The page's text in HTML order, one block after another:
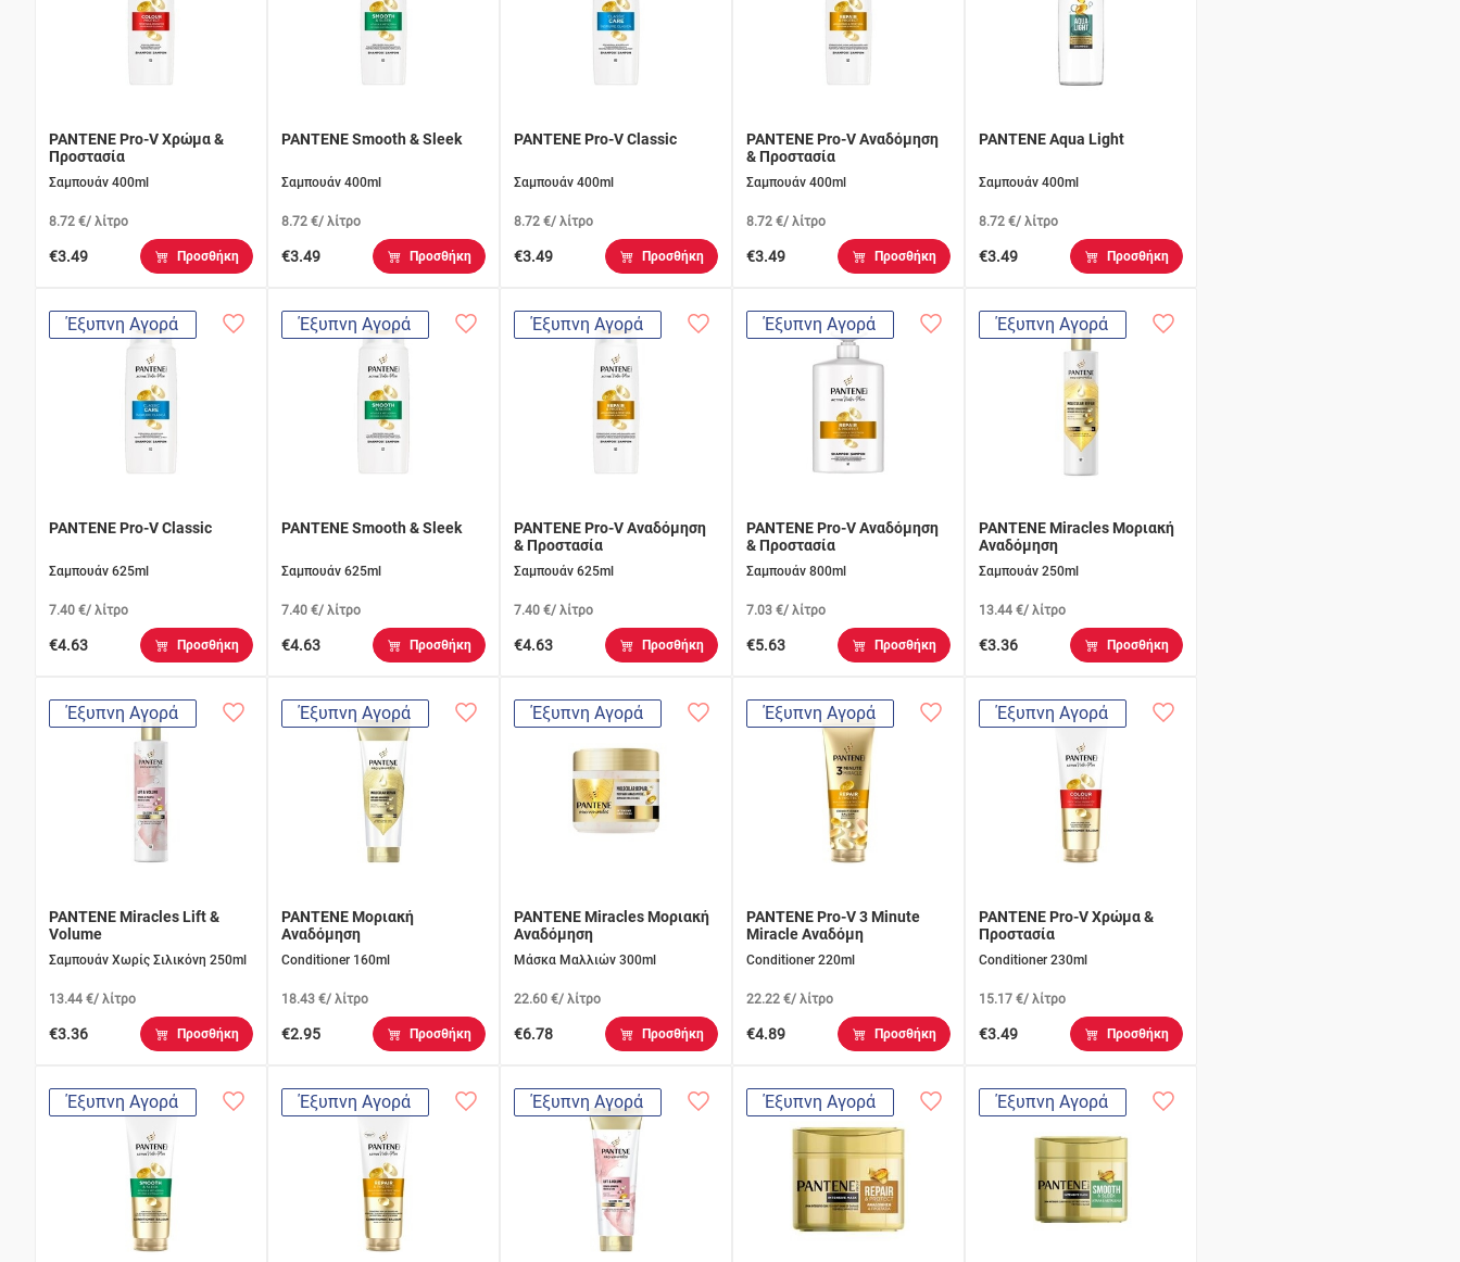
PANTENE Pro-V Χρώμα &
Προστασία
Σαμπουάν 400ml
8.72 €/ λίτρο
€3.49 Προσθήκη
PANTENE Smooth & Sleek
Σαμπουάν 400ml
8.72 €/ λίτρο
€3.49 Προσθήκη
PANTENE Pro-V Classic
Σαμπουάν 400ml
8.72 €/ λίτρο
€3.49 Προσθήκη
PANTENE Pro-V Αναδόμηση
& Προστασία
Σαμπουάν 400ml
8.72 €/ λίτρο
€3.49 Προσθήκη
PANTENE Aqua Light
Σαμπουάν 400ml
8.72 €/ λίτρο
€3.49 Προσθήκη
Έξυπνη Αγορά
PANTENE Pro-V Classic
Σαμπουάν 625ml
7.40 €/ λίτρο
€4.63 Προσθήκη
Έξυπνη Αγορά
PANTENE Smooth & Sleek
Σαμπουάν 625ml
7.40 €/ λίτρο
€4.63 Προσθήκη
Έξυπνη Αγορά
PANTENE Pro-V Αναδόμηση
& Προστασία
Σαμπουάν 625ml
7.40 €/ λίτρο
€4.63 Προσθήκη
Έξυπνη Αγορά
PANTENE Pro-V Αναδόμηση
& Προστασία
Σαμπουάν 800ml
7.03 €/ λίτρο
€5.63 Προσθήκη
Έξυπνη Αγορά
PANTENE Miracles Μοριακή
Αναδόμηση
Σαμπουάν 250ml
13.44 €/ λίτρο
€3.36 Προσθήκη
Έξυπνη Αγορά
PANTENE Miracles Lift &
Volume
Σαμπουάν Χωρίς Σιλικόνη 250ml
13.44 €/ λίτρο
€3.36 Προσθήκη
Έξυπνη Αγορά
PANTENE Μοριακή
Αναδόμηση
Conditioner 160ml
18.43 €/ λίτρο
€2.95 Προσθήκη
Έξυπνη Αγορά
PANTENE Miracles Μοριακή
Αναδόμηση
Μάσκα Μαλλιών 300ml
22.60 €/ λίτρο
€6.78 Προσθήκη
Έξυπνη Αγορά
PANTENE Pro-V 3 Minute
Miracle Αναδόμη
Conditioner 220ml
22.22 €/ λίτρο
€4.89 Προσθήκη
Έξυπνη Αγορά
PANTENE Pro-V Χρώμα &
Προστασία
Conditioner 230ml
15.17 €/ λίτρο
€3.49 Προσθήκη
Έξυπνη Αγορά Έξυπνη Αγορά Έξυπνη Αγορά Έξυπνη Αγορά Έξυπνη Αγορά